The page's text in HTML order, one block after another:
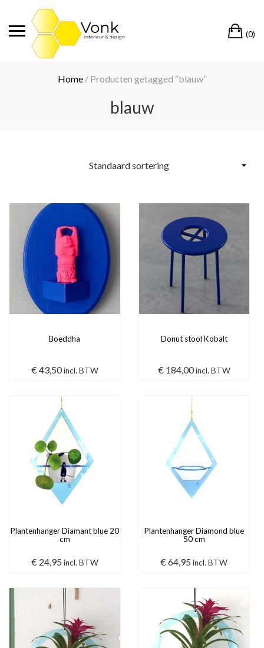
(0)
Home/ Producten getagged “blauw”
blauw
Boeddha
€ 43,50 incl. BTW
Donut stool Kobalt
€ 184,00 incl. BTW
Plantenhanger Diamant blue 20
cm
€24,95 incl. BTW
Plantenhanger Diamond blue
50 cm
€64,95 incl. BTW